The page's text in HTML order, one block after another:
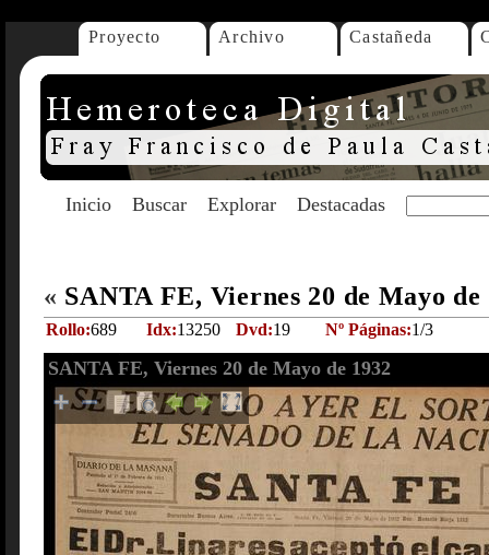
Proyecto Archivo Castañeda
Inicio Buscar Explorar Destacadas
« SANTA FE, Viernes 20 de Mayo
Rollo:689 Idx:13250 Dvd:19 Nº Páginas:1/3
SANTA FE, Viernes 20 de Mayo de 1932